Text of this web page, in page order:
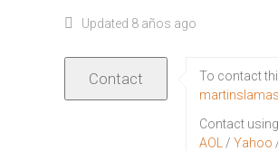
Updated 8 años ago
To contact
Contact
AOL
/Yahoo